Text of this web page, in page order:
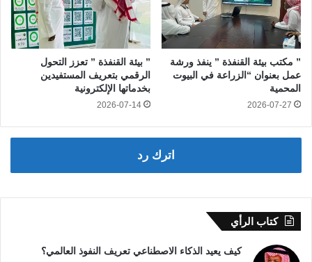
” مكتب بيئة القنفذة ” ينفذ ورشة
عمل بعنوان “الزراعة في البيوت
المحمية
2026-07-27
” بيئة القنفذة ” تعزز التحول
الرقمي بتعريف المستفيدين
بخدماتها الإلكترونية
2026-07-14
اترك رد
كتاب الرأي
كيف يعيد الذكاء الاصطناعي تعريف النفوذ العالمي؟